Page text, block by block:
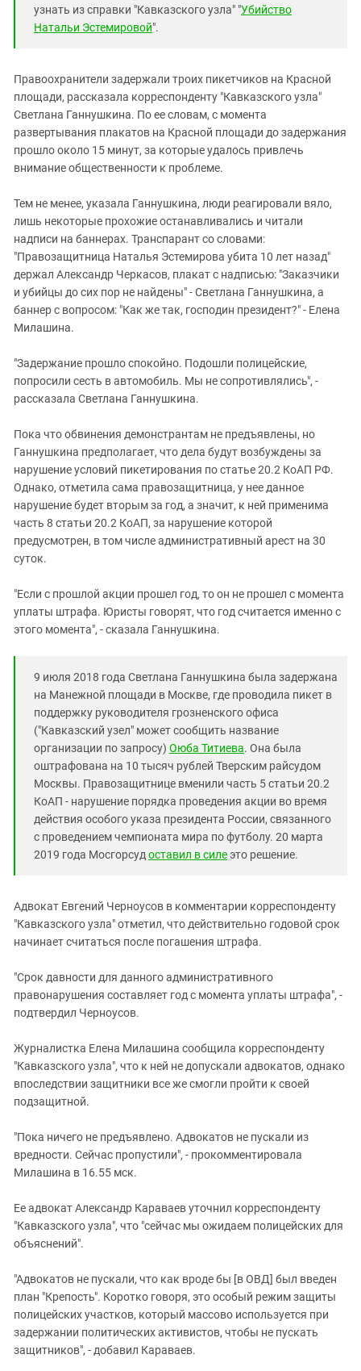
узнать из справки "Кавказского узла" "Убийство
Натальи Эстемировой".
Правоохранители задержали троих пикетчиков на Красной
площади, рассказала корреспонденту "Кавказского узла"
Светлана Ганнушкина. По ее словам, с момента
развертывания плакатов на Красной площади до задержания
прошло около 15 минут, за которые удалось привлечь
внимание общественности к проблеме.
Тем не менее, указала Ганнушкина, люди реагировали вяло,
лишь некоторые прохожие останавливались и читали
надписи на баннерах. Транспарант со словами:
"Правозащитница Наталья Эстемирова убита 10 лет назад"
держал Александр Черкасов, плакат с надписью: "Заказчики
и убийцы до сих пор не найдены" - Светлана Ганнушкина, а
баннер с вопросом: "Как же так, господин президент?" - Елена
Милашина.
"Задержание прошло спокойно. Подошли полицейские,
попросили сесть в автомобиль. Мы не сопротивлялись", -
рассказала Светлана Ганнушкина.
Пока что обвинения демонстрантам не предъявлены, но
Ганнушкина предполагает, что дела будут возбуждены за
нарушение условий пикетирования по статье 20.2 КоАП РФ.
Однако, отметила сама правозащитница, у нее данное
нарушение будет вторым за год, а значит, к ней применима
часть 8 статьи 20.2 КоАП, за нарушение которой
предусмотрен, в том числе административный арест на 30
суток.
"Если с прошлой акции прошел год, то он не прошел с момента
уплаты штрафа. Юристы говорят, что год считается именно с
этого момента", - сказала Ганнушкина.
9 июля 2018 года Светлана Ганнушкина была задержана
на Манежной площади в Москве, где проводила пикет в
поддержку руководителя грозненского офиса
("Кавказский узел" может сообщить название
организации по запросу) Оюба Титиева. Она была
оштрафована на 10 тысяч рублей Тверским райсудом
Москвы. Правозащитнице вменили часть 5 статьи 20.2
КоАП - нарушение порядка проведения акции во время
действия особого указа президента России, связанного
с проведением чемпионата мира по футболу. 20 марта
2019 года Мосгорсудоставил в силеэто решение.
Адвокат Евгений Черноусов в комментарии корреспонденту
"Кавказского узла" отметил, что действительно годовой срок
начинает считаться после погашения штрафа.
"Срок давности для данного административного
правонарушения составляет год с момента уплаты штрафа", -
подтвердил Черноусов.
Журналистка Елена Милашина сообщила корреспонденту
"Кавказского узла", что к ней не допускали адвокатов, однако
впоследствии защитники все же смогли пройти к своей
подзащитной.
"Пока ничего не предъявлено. Адвокатов не пускали из
вредности. Сейчас пропустили", - прокомментировала
Милашина в 16.55 мск.
Ее адвокат Александр Караваев уточнил корреспонденту
"Кавказского узла", что "сейчас мы ожидаем полицейских для
объяснений".
"Адвокатов не пускали, что как вроде бы [в ОВД] был введен
план "Крепость". Коротко говоря, это особый режим защиты
полицейских участков, который массово используется при
задержании политических активистов, чтобы не пускать
защитников", - добавил Караваев.